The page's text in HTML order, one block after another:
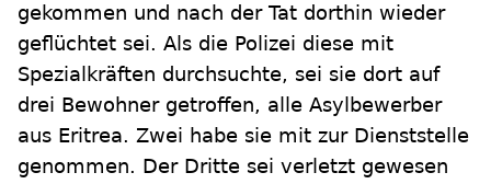
gekommen und nach der Tat dorthin wieder
geflüchtet sei. Als die Polizei diese mit
Spezialkräften durchsuchte, sei sie dort auf
drei Bewohner getroffen, alle Asylbewerber
aus Eritrea. Zwei habe sie mit zur Dienststelle
genommen. Der Dritte sei verletzt gewesen